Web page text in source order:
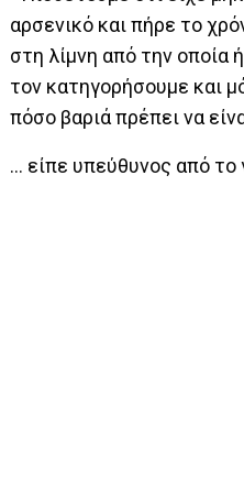
αρσενικό και πήρε το
στη λίμνη από την οποία
τον κατηγορήσουμε και
πόσο βαριά πρέπει να
… είπε υπεύθυνος από το